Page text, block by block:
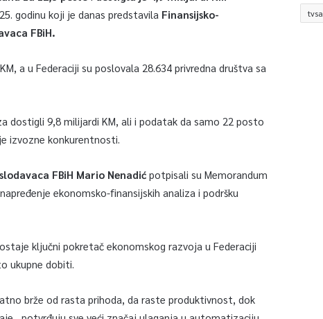
godinu koji je danas predstavila Finansijsko-
FBiH.
a u Federaciji su poslovala 28.634 privredna društva sa
dostigli 9,8 milijardi KM, ali i podatak da samo 22 posto
izvozne konkurentnosti.
FBiH Mario Nenadićpotpisali su Memorandum
ekonomsko-finansijskih analiza i podršku
ključni pokretač ekonomskog razvoja u Federaciji
ukupne dobiti.
brže od rasta prihoda, da raste produktivnost, dok
tvsa